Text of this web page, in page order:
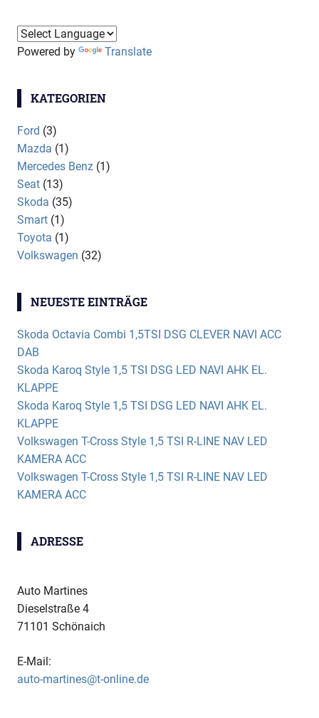
Powered by Translate
KATEGORIEN
Ford (3)
Mazda (1)
Mercedes Benz (1)
Seat (13)
Skoda (35)
Smart (1)
Toyota (1)
Volkswagen (32)
NEUESTE EINTRÄGE
Skoda Octavia Combi 1,5TSI DSG CLEVER NAVI ACC
DAB
Skoda Karoq Style 1,5 TSI DSG LED NAVI AHK EL.
KLAPPE
Skoda Karoq Style 1,5 TSI DSG LED NAVI AHK EL.
KLAPPE
Volkswagen T-Cross Style 1,5 TSI R-LINE NAV LED
KAMERA ACC
Volkswagen T-Cross Style 1,5 TSI R-LINE NAV LED
KAMERA ACC
ADRESSE
Auto Martines
Dieselstraße 4
71101 Schönaich
E-Mail:
auto-martines@t-online.de